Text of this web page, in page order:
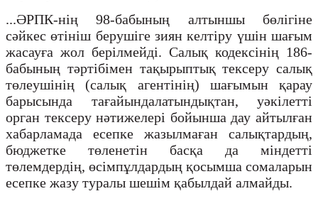
...ӘРПК-нің 98-бабының алтыншы бөлігіне
сәйкес өтініш берушіге зиян келтіру үшін шағым
жасауға жол берілмейді. Салық кодексінің 186-
бабының тәртібімен тақырыптық тексеру салық
төлеушінің (салық агентінің) шағымын қарау
барысында тағайындалатындықтан, уәкілетті
орган тексеру нәтижелері бойынша дау айтылған
хабарламада есепке жазылмаған салықтардың,
бюджетке төленетін басқа да міндетті
төлемдердің, өсімпұлдардың қосымша сомаларын
есепке жазу туралы шешім қабылдай алмайды.